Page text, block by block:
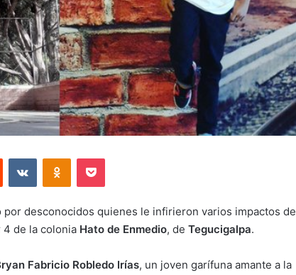
Reddit VKontakteOdnoklassniki
Pocket
por desconocidos quienes le infirieron varios impactos de
4 de la colonia Hato de Enmedio, de Tegucigalpa.
Fabricio Robledo Irías, un joven garífuna amante a la